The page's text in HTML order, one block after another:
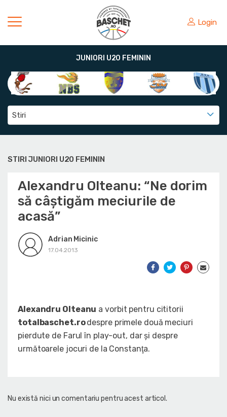
Login
JUNIORI U20 FEMININ
Stiri
STIRI JUNIORI U20 FEMININ
Alexandru Olteanu: “Ne dorim
să câştigăm meciurile de
acasă”
Adrian Micinic
17.04.2013
Alexandru Olteanu a vorbit pentru cititorii
totalbaschet.rodespre primele două meciuri
pierdute de Farul în play-out, dar şi despre
următoarele jocuri de la Constanţa.
Nu există nici un comentariu pentru acest articol.